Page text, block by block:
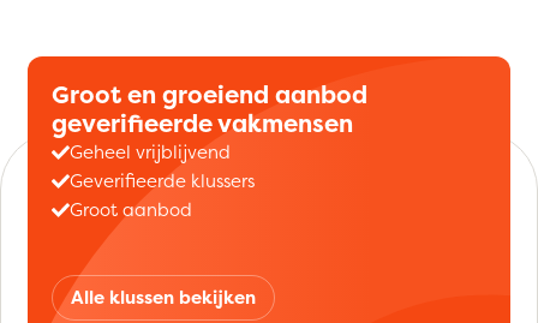
Groot en groeiend aanbod
geverifieerde vakmensen
Geheel vrijblijvend
Geverifieerde klussers
Groot aanbod
Alle klussen bekijken